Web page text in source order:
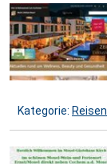
Kategorie: Reisen